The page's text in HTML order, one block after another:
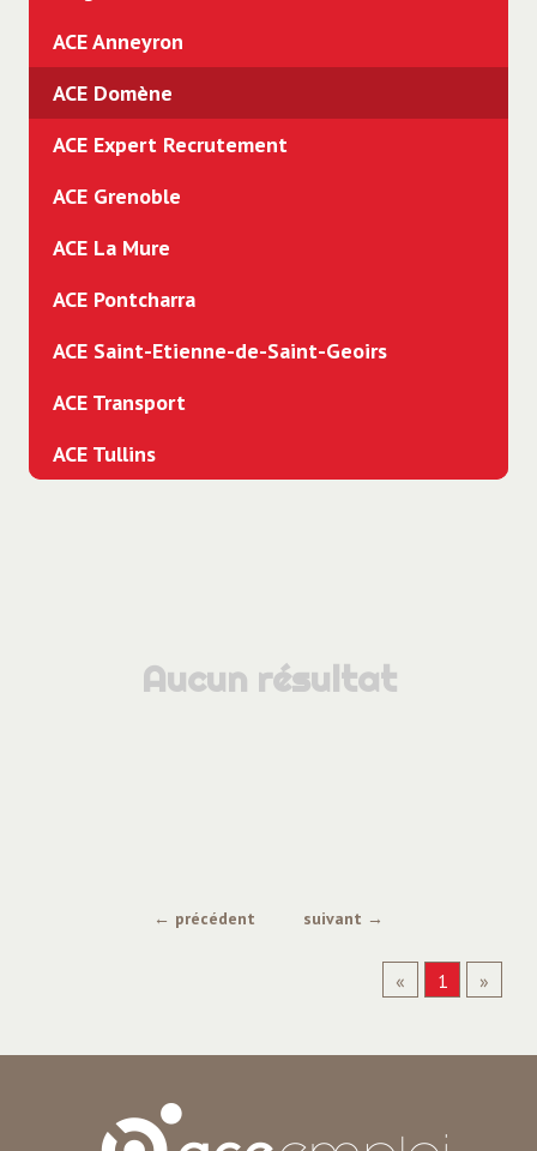
Aucun résultat
ACE Anneyron
ACE Domène
ACE Expert Recrutement
ACE Grenoble
ACE La Mure
ACE Pontcharra
ACE Saint-Etienne-de-Saint-Geoirs
ACE Transport
ACE Tullins
← précédent suivant →
« 1 »